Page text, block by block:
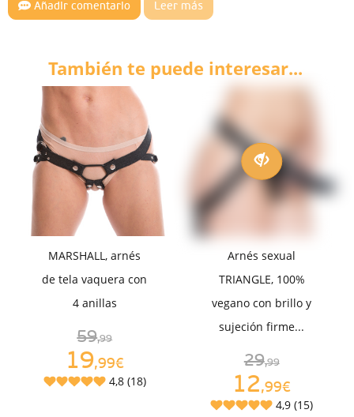
Añadir comentario Leer más
También te puede interesar...
MARSHALL, arnés
de tela vaquera con
4 anillas
59,99
19,99€
4,8 (18)
Arnés sexual
TRIANGLE, 100%
vegano con brillo y
sujeción firme...
29,99
12,99€
4,9 (15)